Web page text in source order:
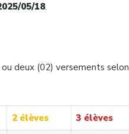
05/18.
deux (02) versements selon
2 élèves 3 élèves